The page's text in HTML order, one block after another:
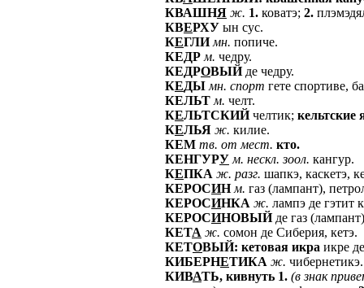
КВАШНЯ ж. 1. коватэ; 2.
КВЕРХУ ын сус.
КЕГЛИ мн. попиче.
КЕДР м. чедру.
КЕДРОВЫЙде чедру.
КЕДЫ мн. спорт гете спортиве,
КЕЛЬТ м. челт.
КЕЛЬТСКИЙчелтик; кельтские
КЕЛЬЯ ж. килие.
КЕМ тв. от мест. кто.
КЕНГУРУ м. нескл. зоол. кангур.
КЕПКА ж. разг. шапкэ, каскетэ,
КЕРОСИН м. газ (лампант),
КЕРОСИНКА ж. лампэ де гэтит
КЕРОСИНОВЫЙде газ
КЕТА ж. сомон де Сиберия, кетэ.
КЕТОВЫЙ: кетовая икра икре
КИБЕРНЕТИКА ж. чибернетикэ.
КИВАТЬ, кивнуть 1. (в знак